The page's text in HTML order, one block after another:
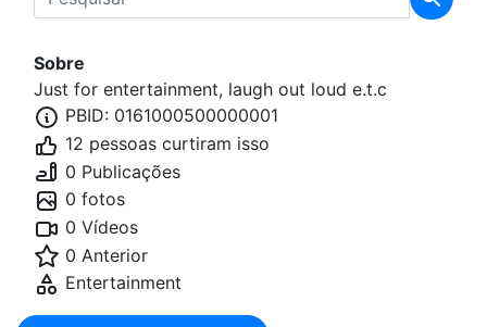
Sobre
Just for entertainment, laugh out loud e.t.c
PBID: 0161000500000001
12 pessoas curtiram isso
0 Publicações
0 fotos
0 Vídeos
0 Anterior
Entertainment